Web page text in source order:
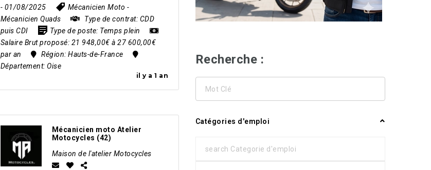
il y a 1 an
- 01/08/2025
Mécanicien Moto -
Mécanicien Quads
Type de contrat: CDD
puis CDI
Type de poste: Temps plein
Salaire Brut proposé: 21 948,00€ à 27 600,00€
par an
Région:Hauts-de-France
Département:Oise
Mécanicien moto Atelier
Motocycles (42)
Maison de l'atelier Motocycles
Recherche :
Catégories d'emploi